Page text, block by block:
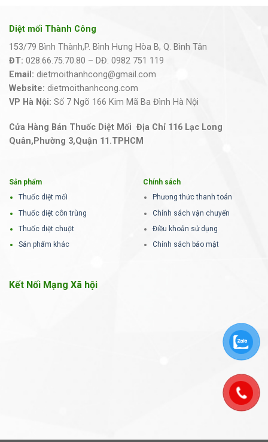
Diệt mối Thành Công
153/79 Bình Thành,P. Bình Hưng Hòa B, Q. Bình Tân
ĐT: 028.66.75.70.80 – DĐ: 0982 751 119
Email: dietmoithanhcong@gmail.com
Website: dietmoithanhcong.com
VP Hà Nội: Số 7 Ngõ 166 Kim Mã Ba Đình Hà Nội
Cửa Hàng Bán Thuốc Diệt Mối Địa Chỉ 116 Lạc Long
Quân,Phường 3,Quận 11.TPHCM
Sản phẩm
Thuốc diệt mối
Thuốc diệt côn trùng
Thuốc diệt chuột
Sản phẩm khác
Chính sách
Phương thức thanh toán
Chính sách vận chuyển
Điều khoản sử dụng
Chính sách bảo mật
Kết Nối Mạng Xã hội